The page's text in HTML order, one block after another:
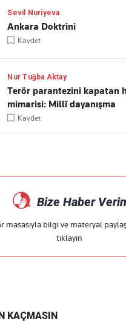
Sevil Nuriyeva
Ankara Doktrini
Kaydet
Nur Tuğba Aktay
Terör parantezini kapatan
mimarisi: Millî dayanışma
Kaydet
Bize Haber Verin
masasıyla bilgi ve materyal
tıklayın
KAÇMASIN